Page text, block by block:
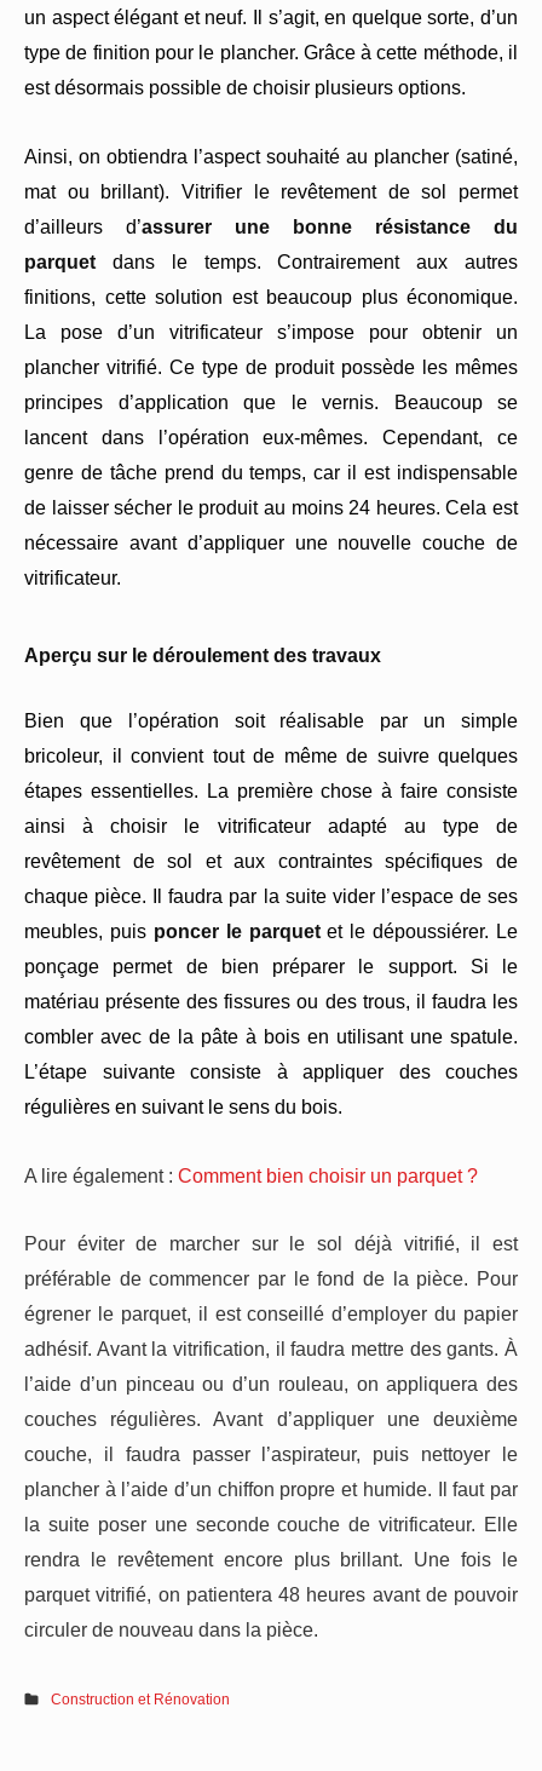
un aspect élégant et neuf. Il s’agit, en quelque sorte, d’un
type de finition pour le plancher. Grâce à cette méthode, il
est désormais possible de choisir plusieurs options.
Ainsi, on obtiendra l’aspect souhaité au plancher (satiné,
mat ou brillant). Vitrifier le revêtement de sol permet
d’ailleurs d’assurer une bonne résistance du
parquetdans le temps. Contrairement aux autres
finitions, cette solution est beaucoup plus économique.
La pose d’un vitrificateur s’impose pour obtenir un
plancher vitrifié. Ce type de produit possède les mêmes
principes d’application que le vernis. Beaucoup se
lancent dans l’opération eux-mêmes. Cependant, ce
genre de tâche prend du temps, car il est indispensable
de laisser sécher le produit au moins 24 heures. Cela est
nécessaire avant d’appliquer une nouvelle couche de
vitrificateur.
Aperçu sur le déroulement des travaux
Bien que l’opération soit réalisable par un simple
bricoleur, il convient tout de même de suivre quelques
étapes essentielles. La première chose à faire consiste
ainsi à choisir le vitrificateur adapté au type de
revêtement de sol et aux contraintes spécifiques de
chaque pièce. Il faudra par la suite vider l’espace de ses
meubles, puis poncer le parquetet le dépoussiérer. Le
ponçage permet de bien préparer le support. Si le
matériau présente des fissures ou des trous, il faudra les
combler avec de la pâte à bois en utilisant une spatule.
L’étape suivante consiste à appliquer des couches
régulières en suivant le sens du bois.
A lire également : Comment bien choisir un parquet ?
Pour éviter de marcher sur le sol déjà vitrifié, il est
préférable de commencer par le fond de la pièce. Pour
égrener le parquet, il est conseillé d’employer du papier
adhésif. Avant la vitrification, il faudra mettre des gants. À
l’aide d’un pinceau ou d’un rouleau, on appliquera des
couches régulières. Avant d’appliquer une deuxième
couche, il faudra passer l’aspirateur, puis nettoyer le
plancher à l’aide d’un chiffon propre et humide. Il faut par
la suite poser une seconde couche de vitrificateur. Elle
rendra le revêtement encore plus brillant. Une fois le
parquet vitrifié, on patientera 48 heures avant de pouvoir
circuler de nouveau dans la pièce.
Construction et Rénovation